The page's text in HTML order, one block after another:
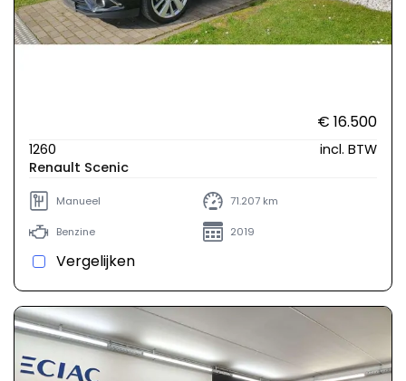
€ 16.500
1260
incl. BTW
Renault Scenic
Manueel 71.207 km
Benzine 2019
Vergelijken